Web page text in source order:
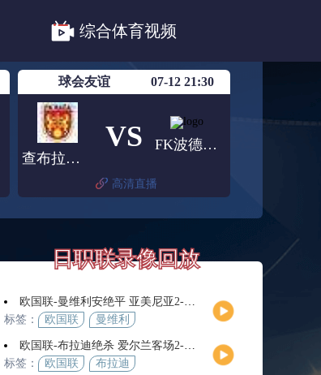
综合体育视频
球会友谊 07-12 21:30
查布拉迪斯拉华
VS FK波德科尼斯
高清直播
日职联录像回放
欧国联-曼维利安绝平 亚美尼亚2-2法罗群岛
标签：
欧国联
曼维利
欧国联-布拉迪绝杀 爱尔兰客场2-1逆转芬兰
标签：
欧国联 布拉迪